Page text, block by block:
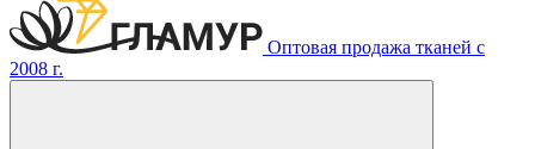
Оптовая продажа тканей с
2008 г.